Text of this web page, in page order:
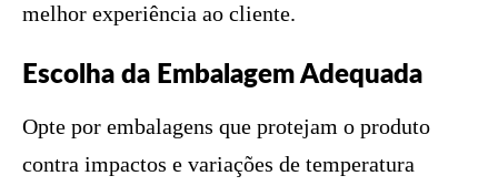
melhor experiência ao cliente.
Escolha da Embalagem Adequada
Opte por embalagens que protejam o produto
contra impactos e variações de temperatura